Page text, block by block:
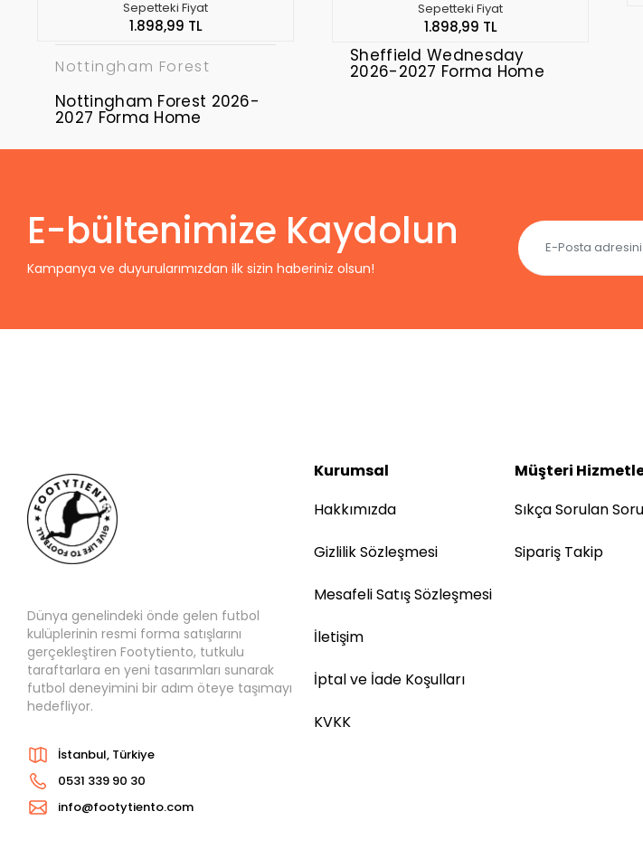
Sepetteki Fiyat
1.898,99 TL
Nottingham Forest
Nottingham Forest 2026-
2027 Forma Home
Sepetteki Fiyat
1.898,99 TL
Sheffield Wednesday
2026-2027 Forma Home
E-bültenimize Kaydolun
Kampanya ve duyurularımızdan ilk sizin haberiniz olsun!
Dünya genelindeki önde gelen futbol
kulüplerinin resmi forma satışlarını
gerçekleştiren Footytiento, tutkulu
taraftarlara en yeni tasarımları sunarak
futbol deneyimini bir adım öteye taşımayı
hedefliyor.
İstanbul, Türkiye
0531 339 90 30
info@footytiento.com
Kurumsal
Hakkımızda
Gizlilik Sözleşmesi
Mesafeli Satış Sözleşmesi
İletişim
İptal ve İade Koşulları
KVKK
Müşteri
Sıkça Sorulan
Sipariş Takip